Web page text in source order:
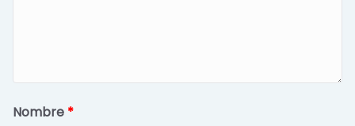
Nombre *